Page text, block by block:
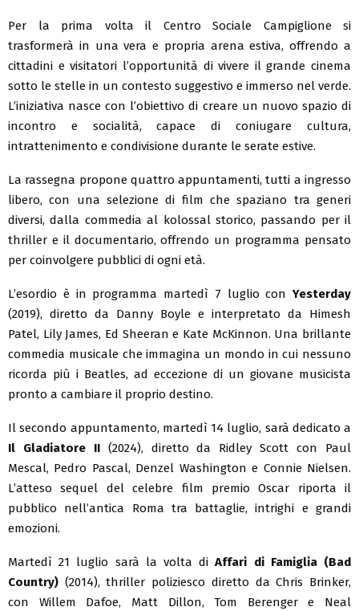
Per la prima volta il Centro Sociale Campiglione si
trasformerà in una vera e propria arena estiva, offrendo a
cittadini e visitatori l’opportunità di vivere il grande cinema
sotto le stelle in un contesto suggestivo e immerso nel verde.
L’iniziativa nasce con l’obiettivo di creare un nuovo spazio di
incontro e socialità, capace di coniugare cultura,
intrattenimento e condivisione durante le serate estive.
La rassegna propone quattro appuntamenti, tutti a ingresso
libero, con una selezione di film che spaziano tra generi
diversi, dalla commedia al kolossal storico, passando per il
thriller e il documentario, offrendo un programma pensato
per coinvolgere pubblici di ogni età.
L’esordio è in programma martedì 7 luglio conYesterday
(2019), diretto da Danny Boyle e interpretato da Himesh
Patel, Lily James, Ed Sheeran e Kate McKinnon. Una brillante
commedia musicale che immagina un mondo in cui nessuno
ricorda più i Beatles, ad eccezione di un giovane musicista
pronto a cambiare il proprio destino.
Il secondo appuntamento, martedì 14 luglio, sarà dedicato a
Il Gladiatore II(2024), diretto da Ridley Scott con Paul
Mescal, Pedro Pascal, Denzel Washington e Connie Nielsen.
L’atteso sequel del celebre film premio Oscar riporta il
pubblico nell’antica Roma tra battaglie, intrighi e grandi
emozioni.
Martedì 21 luglio sarà la volta diAffari di Famiglia (Bad
Country) (2014), thriller poliziesco diretto da Chris Brinker,
con Willem Dafoe, Matt Dillon, Tom Berenger e Neal